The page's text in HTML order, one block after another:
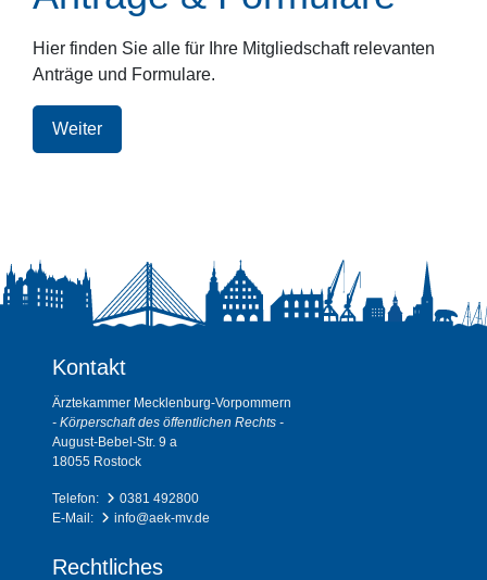
Hier finden Sie alle für Ihre Mitgliedschaft relevanten
Anträge und Formulare.
Weiter
Kontakt
Ärztekammer Mecklenburg-Vorpommern
- Körperschaft des öffentlichen Rechts -
August-Bebel-Str. 9 a
18055 Rostock
Telefon:
0381 492800
E-Mail:
info@aek-mv.de
Rechtliches